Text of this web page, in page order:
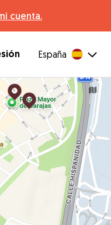
cuenta.
España